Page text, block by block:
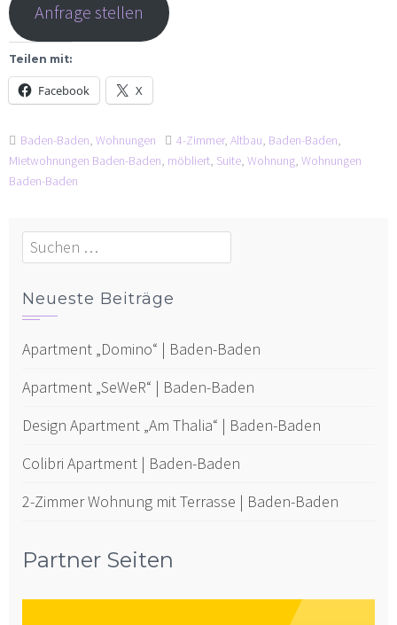
Anfrage stellen
Teilen mit:
Facebook X
Baden-Baden, Wohnungen 4-Zimmer, Altbau, Baden-Baden,
Mietwohnungen Baden-Baden, möbliert, Suite, Wohnung, Wohnungen
Baden-Baden
Neueste Beiträge
Apartment „Domino“ | Baden-Baden
Apartment „SeWeR“ | Baden-Baden
Design Apartment „Am Thalia“ | Baden-Baden
Colibri Apartment | Baden-Baden
2-Zimmer Wohnung mit Terrasse | Baden-Baden
Partner Seiten